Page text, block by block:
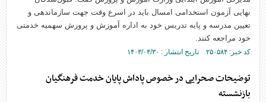
نهایی آزمون استخدامی امسال باید در اسرع وقت جهت سازماندهی و
تعیین مدرسه و پایه تدریس خود به اداره آموزش و پرورش سهمیه خدمتی
خود مراجعه کنند.
کد خبر: ۲۵۰۵۸۴ تاریخ انتشار : ۱۴۰۳/۰۴/۳۰
توضیحات صحرایی در خصوص پاداش پایان خدمت فرهنگیان
بازنشسته